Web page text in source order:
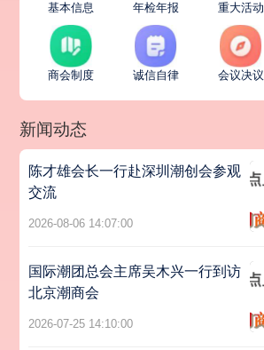
基本信息 年检年报 重大活动
商会制度 诚信自律 会议决议
新闻动态
陈才雄会长一行赴深圳潮创会参观
交流
2026-08-06 14:07:00
国际潮团总会主席吴木兴一行到访
北京潮商会
2026-07-25 14:10:00